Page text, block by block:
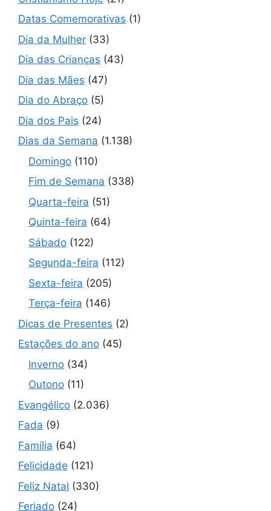
Datas Comemorativas (1)
Dia da Mulher (33)
Dia das Crianças (43)
Dia das Mães (47)
Dia do Abraço (5)
Dia dos Pais (24)
Dias da Semana (1.138)
Domingo (110)
Fim de Semana (338)
Quarta-feira (51)
Quinta-feira (64)
Sábado (122)
Segunda-feira (112)
Sexta-feira (205)
Terça-feira (146)
Dicas de Presentes (2)
Estações do ano (45)
Inverno (34)
Outono (11)
Evangélico (2.036)
Fada (9)
Família (64)
Felicidade (121)
Feliz Natal (330)
Feriado (24)